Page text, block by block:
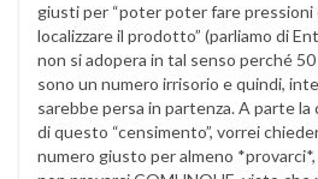
giusti per “poter poter fare pressioni
localizzare il prodotto” (parliamo di
non si adopera in tal senso perché
sono un numero irrisorio e quindi,
sarebbe persa in partenza. A parte
di questo “censimento”, vorrei
numero giusto per almeno